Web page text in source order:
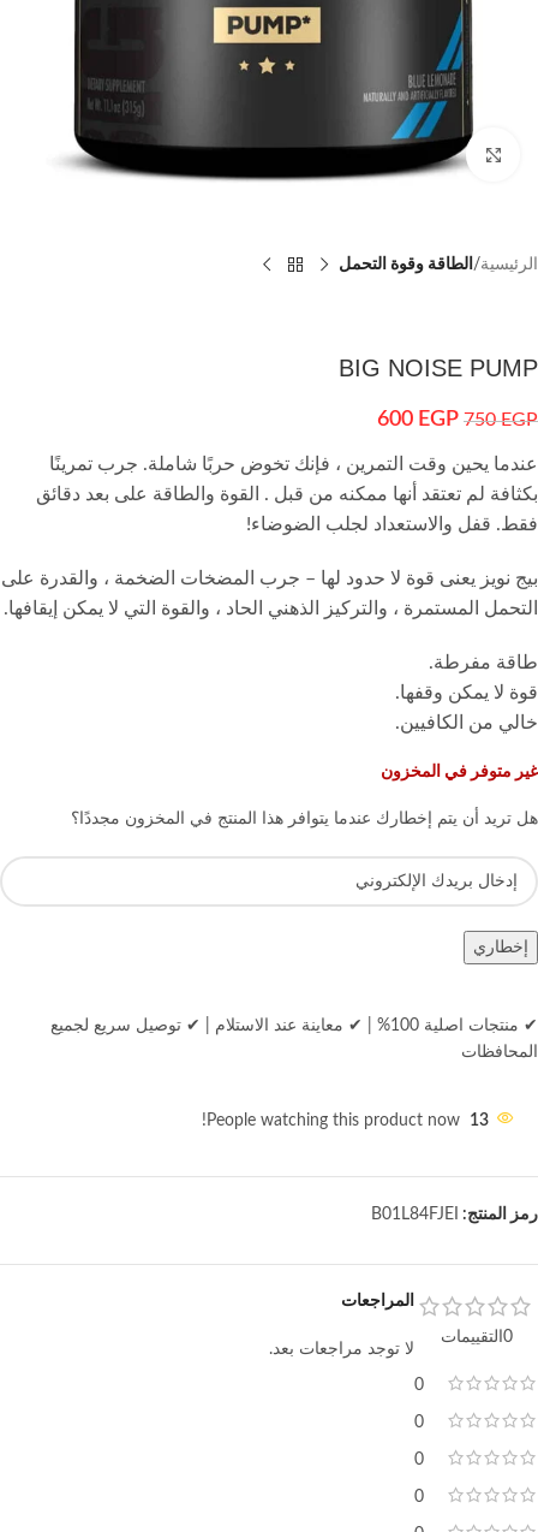
اضغط للتكبير
الرئيسية الطاقة وقوة التحمل
BIG NOISE PUMP
750EGP
600 EGP
عندما يحين وقت التمرين ، فإنك تخوض حربًا شاملة. جرب تمرينًا
بكثافة لم تعتقد أنها ممكنه من قبل . القوة والطاقة على بعد دقائق
فقط. قفل والاستعداد لجلب الضوضاء!
بيج نويز يعنى قوة لا حدود لها – جرب المضخات الضخمة ، والقدرة على
التحمل المستمرة ، والتركيز الذهني الحاد ، والقوة التي لا يمكن إيقافها.
طاقة مفرطة.
قوة لا يمكن وقفها.
خالي من الكافيين.
غير متوفر في المخزون
هل تريد أن يتم إخطارك عندما يتوافر هذا المنتج في المخزون مجددًا؟
إخطاري
✔ منتجات اصلية 100% ✔ معاينة عند الاستلام
✔ توصيل سريع لجميع
المحافظات
13
People watching this product now!
رمز المنتج: B01L84FJEI
0التقييمات
0
0
0
0
المراجعات
لا توجد مراجعات بعد.